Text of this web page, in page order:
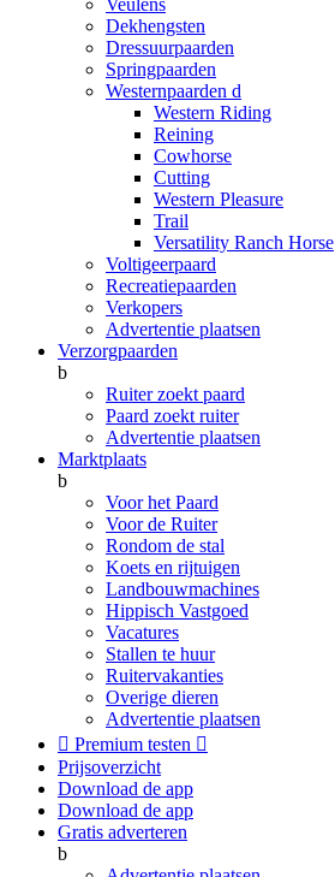
Veulens
Dekhengsten
Dressuurpaarden
Springpaarden
Westernpaarden d
Western Riding
Reining
Cowhorse
Cutting
Western Pleasure
Trail
Versatility Ranch Horse
Voltigeerpaard
Recreatiepaarden
Verkopers
Advertentie plaatsen
Verzorgpaarden
b
Ruiter zoekt paard
Paard zoekt ruiter
Advertentie plaatsen
Marktplaats
b
Voor het Paard
Voor de Ruiter
Rondom de stal
Koets en rijtuigen
Landbouwmachines
Hippisch Vastgoed
Vacatures
Stallen te huur
Ruitervakanties
Overige dieren
Advertentie plaatsen
 Premium testen 
Prijsoverzicht
Download de app
Download de app
Gratis adverteren
b